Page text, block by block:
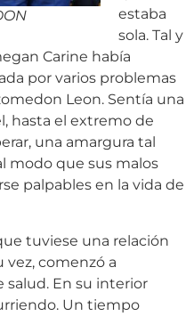
estaba
sola. Tal y
Carine había
por varios problemas
Leon. Sentía una
hasta el extremo de
una amargura tal
modo que sus malos
palpables en la vida de
tuviese una relación
vez, comenzó a
En su interior
Un tiempo